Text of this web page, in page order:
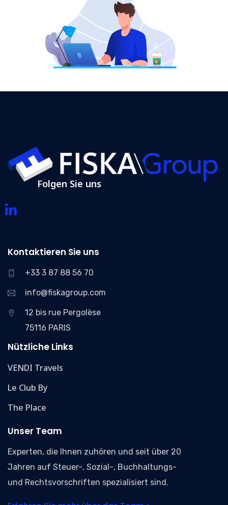
Folgen Sie uns
Kontaktieren Sie uns
+33 3 87 88 56 70
info@fiskagroup.com
12 bis rue Pergolèse
75116 PARIS
Nützliche Links
VENDI Travels
Le Club By
The Place
Unser Team
Experten, die Ihnen zuhören und seit über 20
Jahren auf Steuer-, Sozial-, Buchhaltungs-
und Rechtsvorschriften spezialisiert sind.